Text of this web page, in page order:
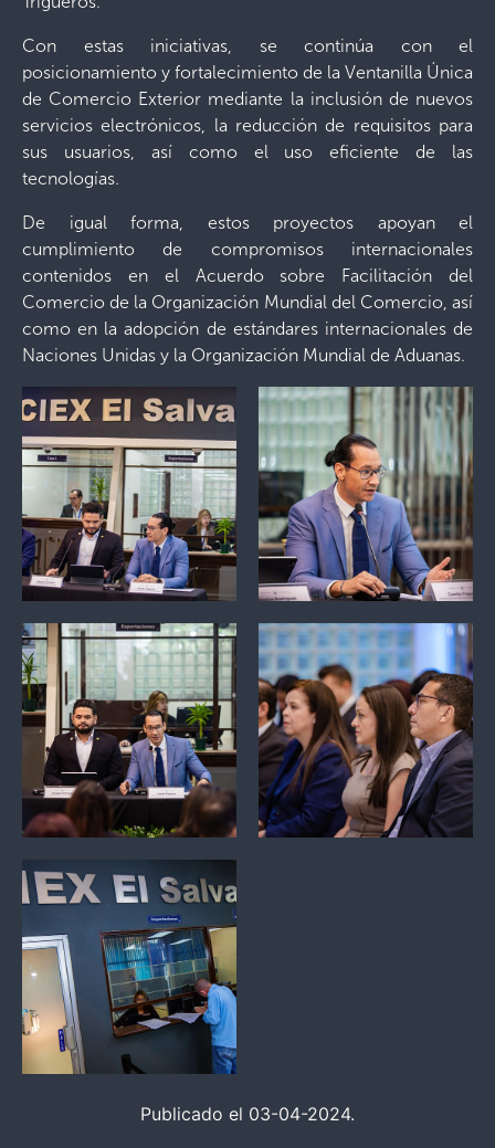
Con estas iniciativas, se continúa con el
posicionamiento y fortalecimiento de la Ventanilla Única
de Comercio Exterior mediante la inclusión de nuevos
servicios electrónicos, la reducción de requisitos para
sus usuarios, así como el uso eficiente de las
tecnologías.
De igual forma, estos proyectos apoyan el
cumplimiento de compromisos internacionales
contenidos en el Acuerdo sobre Facilitación del
Comercio de la Organización Mundial del Comercio, así
como en la adopción de estándares internacionales de
Naciones Unidas y la Organización Mundial de Aduanas.
Publicado el 03-04-2024.